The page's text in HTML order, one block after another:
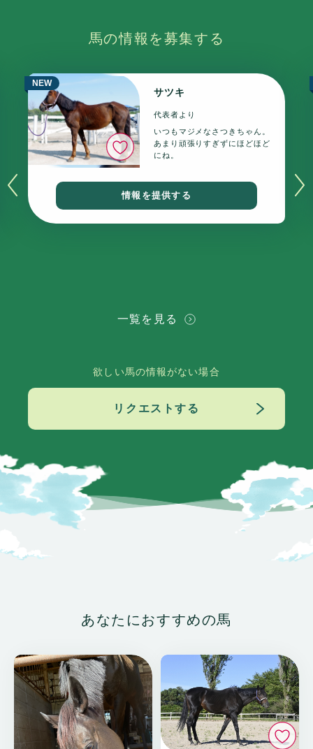
馬の情報を募集する
NEW
いいね
サツキ
代表者より
いつもマジメなさつきちゃん。
あまり頑張りすぎずにほどほど
にね。
情報を提供する
一覧を見る
欲しい馬の情報がない場合
リクエストする
あなたにおすすめの馬